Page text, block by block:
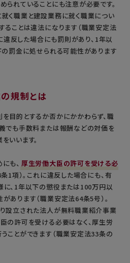
られていることにも注意が必要です。
く職業と建設業務に就く職業につい
ることは違法になります（職業安定法
反した場合にも罰則があり、1年以
罰金に処せられる可能性があります
規制とは
を目的とするか否かにかかわらず、職
でも手数料または報酬などの対価を
いいます。
も、 厚生労働大臣の許可を受ける必
1項）。これに違反した場合にも、有
、1年以下の懲役または100万円以
あります（職業安定法64条5号）。
設立された法人が無料職業紹介事業
の許可を受ける必要はなく、厚生労
ことができます（職業安定法33条の